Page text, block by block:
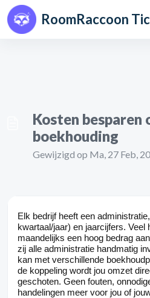
Doorgaan naar hoofdinhoud
Kosten besparen
boekhouding
Gewijzigd op Ma, 27 Feb,
Elk bedrijf heeft een
kwartaal/jaar) en jaarcijfers. Veel
maandelijks een hoog bedrag
zij alle administratie handmatig
kan met verschillende
de koppeling wordt jou omzet
geschoten. Geen fouten,
handelingen meer voor jou of